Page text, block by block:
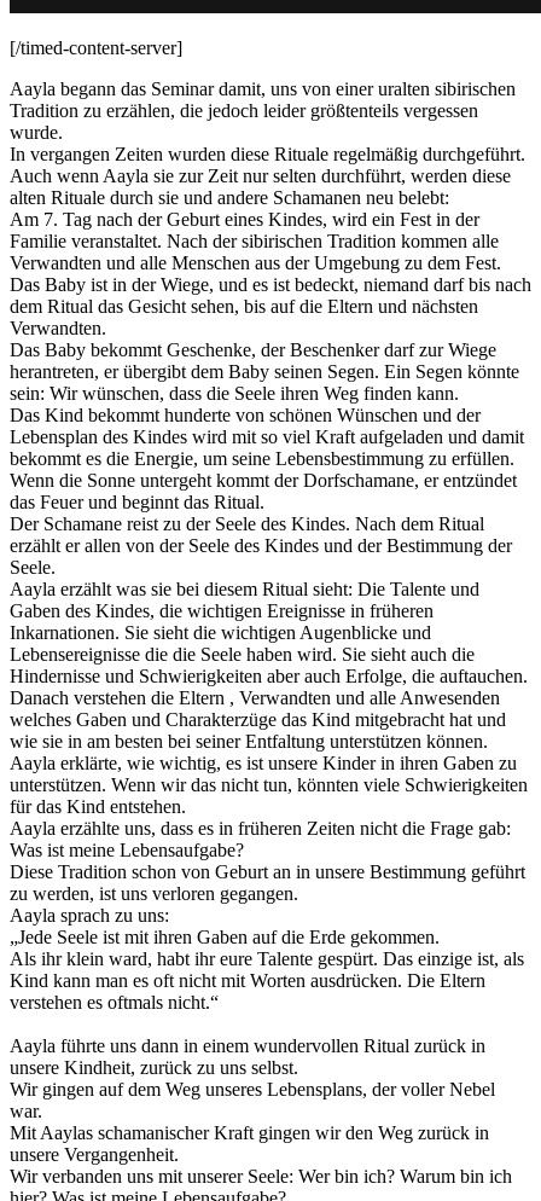
[/timed-content-server]
Aayla begann das Seminar damit, uns von einer uralten sibirischen
Tradition zu erzählen, die jedoch leider größtenteils vergessen
wurde.
In vergangen Zeiten wurden diese Rituale regelmäßig durchgeführt.
Auch wenn Aayla sie zur Zeit nur selten durchführt, werden diese
alten Rituale durch sie und andere Schamanen neu belebt:
Am 7. Tag nach der Geburt eines Kindes, wird ein Fest in der
Familie veranstaltet. Nach der sibirischen Tradition kommen alle
Verwandten und alle Menschen aus der Umgebung zu dem Fest.
Das Baby ist in der Wiege, und es ist bedeckt, niemand darf bis nach
dem Ritual das Gesicht sehen, bis auf die Eltern und nächsten
Verwandten.
Das Baby bekommt Geschenke, der Beschenker darf zur Wiege
herantreten, er übergibt dem Baby seinen Segen. Ein Segen könnte
sein: Wir wünschen, dass die Seele ihren Weg finden kann.
Das Kind bekommt hunderte von schönen Wünschen und der
Lebensplan des Kindes wird mit so viel Kraft aufgeladen und damit
bekommt es die Energie, um seine Lebensbestimmung zu erfüllen.
Wenn die Sonne untergeht kommt der Dorfschamane, er entzündet
das Feuer und beginnt das Ritual.
Der Schamane reist zu der Seele des Kindes. Nach dem Ritual
erzählt er allen von der Seele des Kindes und der Bestimmung der
Seele.
Aayla erzählt was sie bei diesem Ritual sieht: Die Talente und
Gaben des Kindes, die wichtigen Ereignisse in früheren
Inkarnationen. Sie sieht die wichtigen Augenblicke und
Lebensereignisse die die Seele haben wird. Sie sieht auch die
Hindernisse und Schwierigkeiten aber auch Erfolge, die auftauchen.
Danach verstehen die Eltern , Verwandten und alle Anwesenden
welches Gaben und Charakterzüge das Kind mitgebracht hat und
wie sie in am besten bei seiner Entfaltung unterstützen können.
Aayla erklärte, wie wichtig, es ist unsere Kinder in ihren Gaben zu
unterstützen. Wenn wir das nicht tun, könnten viele Schwierigkeiten
für das Kind entstehen.
Aayla erzählte uns, dass es in früheren Zeiten nicht die Frage gab:
Was ist meine Lebensaufgabe?
Diese Tradition schon von Geburt an in unsere Bestimmung geführt
zu werden, ist uns verloren gegangen.
Aayla sprach zu uns:
„Jede Seele ist mit ihren Gaben auf die Erde gekommen.
Als ihr klein ward, habt ihr eure Talente gespürt. Das einzige ist, als
Kind kann man es oft nicht mit Worten ausdrücken. Die Eltern
verstehen es oftmals nicht.“
Aayla führte uns dann in einem wundervollen Ritual zurück in
unsere Kindheit, zurück zu uns selbst.
Wir gingen auf dem Weg unseres Lebensplans, der voller Nebel
war.
Mit Aaylas schamanischer Kraft gingen wir den Weg zurück in
unsere Vergangenheit.
Wir verbanden uns mit unserer Seele: Wer bin ich? Warum bin ich